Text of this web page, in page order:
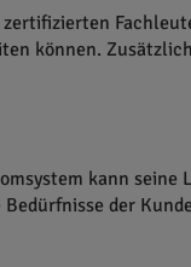
können.
kann seine
der